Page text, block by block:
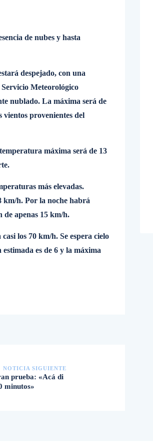
de nubes y hasta
despejado, con una
Meteorológico
nublado. La máxima será de
vientos provenientes del
máxima será de 13
más elevadas.
km/h. Por la noche habrá
de apenas 15 km/h.
los 70 km/h. Se espera cielo
es de 6 y la máxima
NOTICIA SIGUIENTE
prueba: «Acá di
minutos»